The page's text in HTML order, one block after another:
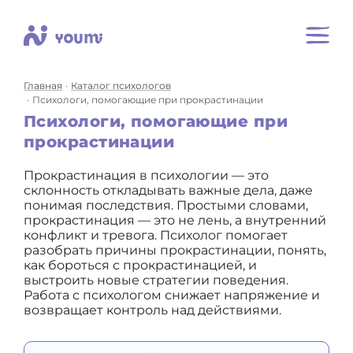
Главная
Каталог психологов
Психологи, помогающие при прокрастинации
Психологи, помогающие при
прокрастинации
Прокрастинация в психологии — это
склонность откладывать важные дела, даже
понимая последствия. Простыми словами,
прокрастинация — это не лень, а внутренний
конфликт и тревога. Психолог помогает
разобрать причины прокрастинации, понять,
как бороться с прокрастинацией, и
выстроить новые стратегии поведения.
Работа с психологом снижает напряжение и
возвращает контроль над действиями.